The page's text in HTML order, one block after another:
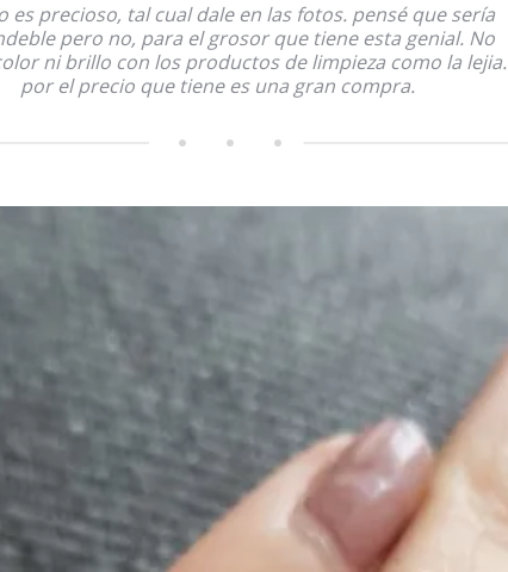
es precioso, tal cual dale en las fotos. pensé que sería
pero no, para el grosor que tiene esta genial. No
ni brillo con los productos de limpieza como la lejia.
por el precio que tiene es una gran compra.